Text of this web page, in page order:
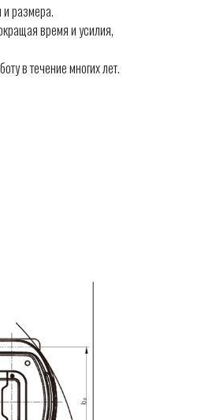
размера.
время и усилия,
в течение многих лет.